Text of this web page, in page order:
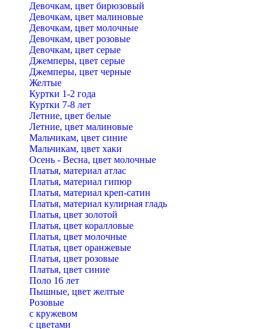
Девочкам, цвет бирюзовый
Девочкам, цвет малиновые
Девочкам, цвет молочные
Девочкам, цвет розовые
Девочкам, цвет серые
Джемперы, цвет серые
Джемперы, цвет черные
Желтые
Куртки 1-2 года
Куртки 7-8 лет
Летние, цвет белые
Летние, цвет малиновые
Мальчикам, цвет синие
Мальчикам, цвет хаки
Осень - Весна, цвет молочные
Платья, материал атлас
Платья, материал гипюр
Платья, материал креп-сатин
Платья, материал кулирная гладь
Платья, цвет золотой
Платья, цвет коралловые
Платья, цвет молочные
Платья, цвет оранжевые
Платья, цвет розовые
Платья, цвет синие
Поло 16 лет
Пышные, цвет желтые
Розовые
с кружевом
с цветами